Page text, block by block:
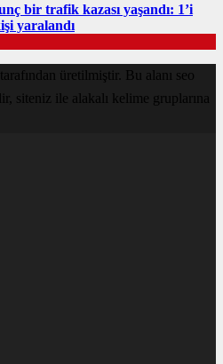
bir trafik kazası yaşandı: 1’i
yaralandı
üretilmiştir. Bu alanı seo
siteniz ile alakalı kelime gruplarına